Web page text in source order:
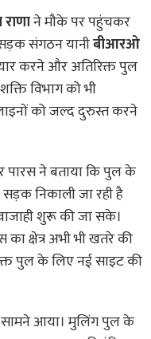
ने मौके पर पहुंचकर
संगठन यानीबीआरओ
करने और अतिरिक्त पुल
विभाग को भी
को जल्द दुरुस्त करने
ने बताया कि पुल के
निकाली जा रही है
शुरू की जा सके।
क्षेत्र अभी भी खतरे की
पुल के लिए नई साइट की
सामने आया। मुलिंग पुल के